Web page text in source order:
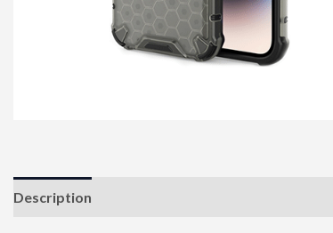
Description